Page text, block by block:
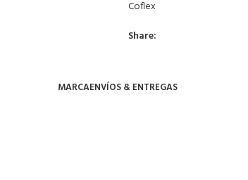
Coflex
Share:
MARCAENVÍOS & ENTREGAS